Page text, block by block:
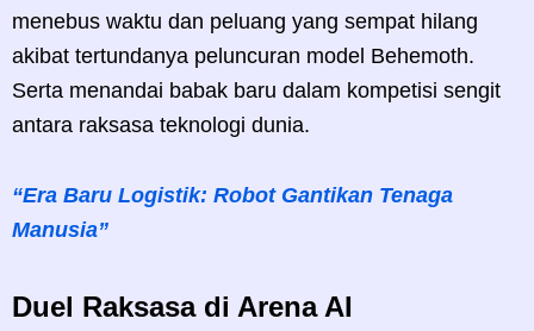
menebus waktu dan peluang yang sempat hilang
akibat tertundanya peluncuran model Behemoth.
Serta menandai babak baru dalam kompetisi sengit
antara raksasa teknologi dunia.
“Era Baru Logistik: Robot Gantikan Tenaga
Manusia”
Duel Raksasa di Arena AI